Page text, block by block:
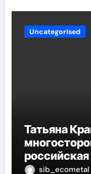
Uncategorised
Татьяна
российская
sib_ecometal